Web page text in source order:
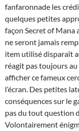
fanfaronnade les
quelques petites
façon Secret of Mana
ne seront jamais
item utilisé disparaît
réagit pas toujours
afficher ce fameux
l’écran. Des petites
conséquences sur le
pas du tout question
Volontairement